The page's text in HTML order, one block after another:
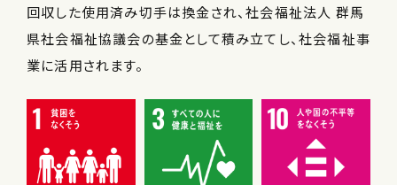
回収した使用済み切手は換金され、社会福祉法人 群馬
県社会福祉協議会の基金として積み立てし、社会福祉事
業に活用されます。